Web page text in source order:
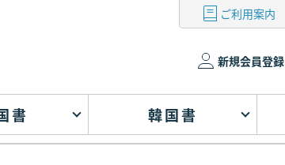
ご利用案内
新規会員登録
書 韓国書